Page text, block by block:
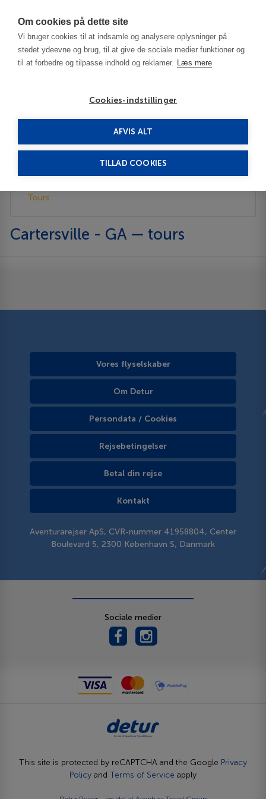
Om cookies på dette site
Vi bruger cookies til at indsamle og analysere oplysninger på
stedet ydeevne og brug, til at give de sociale medier funktioner og
til at forbedre og tilpasse indhold og reklamer. Læs mere
Cookies-indstillinger
AFVIS ALT
TILLAD COOKIES
Cartersville - GA
Description
Tours
Cartersville - GA — tours
Vores flyselskaber
Om Detur
Persondata / Cookies
Rejsebetingelser
Betal din rejse
Kontakt
Aventurarejser ApS, CVR-nummer 41958804, Center
Boulevard 5, 2300 København S, Danmark
Sociale medier
This site is protected by reCAPTCHA and the Google Privacy
Policy and Terms of Service apply